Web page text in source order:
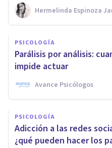
Hermelinda Espinoza
PSICOLOGÍA
Parálisis por análisis:
impide actuar
Avance Psicólogos
PSICOLOGÍA
Adicción a las redes
¿qué pueden hacer los